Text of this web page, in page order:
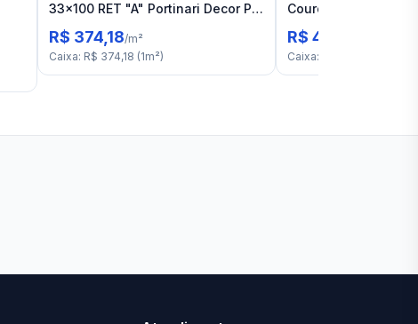
33x100 RET "A" Portinari Decor Pk
Mate
R$ 374,18/m²
Caixa: R$ 374,18 (1m²)
Couro Gelo M2
R$ 443,35
Caixa: